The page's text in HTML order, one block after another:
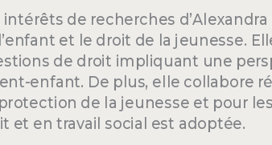
intérêts de recherches
et le droit de la jeunesse.
de droit impliquant une
enfant. De plus, elle collabore
de la jeunesse et pour
et en travail social est adoptée.